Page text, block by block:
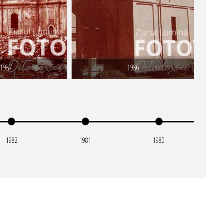
1987 1986
1982 1981 1980